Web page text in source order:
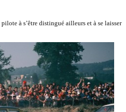
à s’être distingué ailleurs et à se laisser